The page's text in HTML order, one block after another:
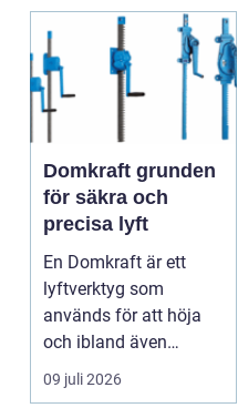
Domkraft grunden
för säkra och
precisa lyft
En Domkraft är ett
lyftverktyg som
används för att höja
och ibland även
positionera tunga
objekt, so...
09 juli 2026